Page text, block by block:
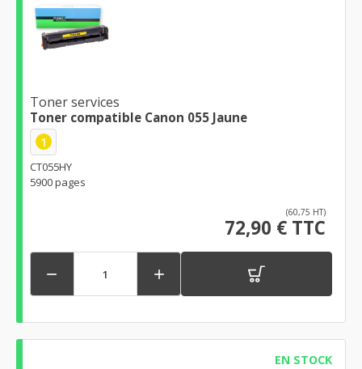
Toner services
Toner compatible Canon 055 Jaune
1
CT055HY
5900 pages
(60,75 HT)
72,90 € TTC
 
EN STOCK